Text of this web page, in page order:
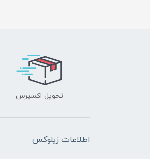
تحویل اکسپرس
اطلاعات زیلوکس